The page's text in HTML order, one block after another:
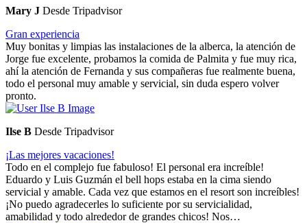
Mary J Desde Tripadvisor
Gran experiencia
Muy bonitas y limpias las instalaciones de la alberca, la atención de
Jorge fue excelente, probamos la comida de Palmita y fue muy rica,
ahí la atención de Fernanda y sus compañeras fue realmente buena,
todo el personal muy amable y servicial, sin duda espero volver
pronto.
Ilse B Desde Tripadvisor
¡Las mejores vacaciones!
Todo en el complejo fue fabuloso! El personal era increíble!
Eduardo y Luis Guzmán el bell hops estaba en la cima siendo
servicial y amable. Cada vez que estamos en el resort son increíbles!
¡No puedo agradecerles lo suficiente por su servicialidad,
amabilidad y todo alrededor de grandes chicos! Nos…